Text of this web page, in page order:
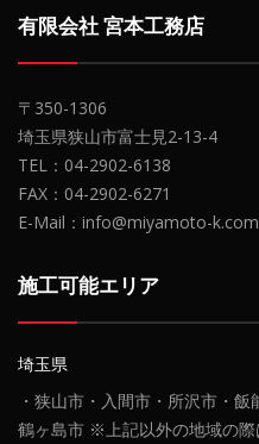
有限会社 宮本工務店
〒350-1306
埼玉県狭山市富士見2-13-4
TEL：04-2902-6138
FAX：04-2902-6271
E-Mail：info@miyamoto-k.com
施工可能エリア
埼玉県
・狭山市・入間市・所沢市・
鶴ヶ島市 ※上記以外の地域の